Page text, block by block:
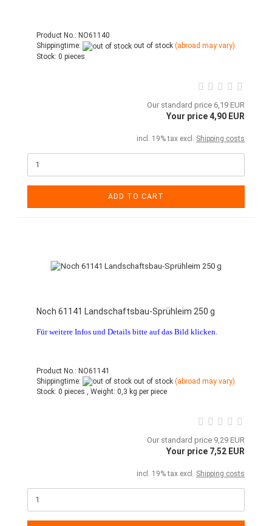
Product No.: NO61140
Shippingtime:
out of stock (abroad may vary)
Stock: 0 pieces
Our standard price 6,19 EUR
Your price 4,90 EUR
incl. 19% tax excl. Shipping costs
ADD TO CART
Noch 61141 Landschaftsbau-Sprühleim 250 g
Für weitere Infos und Details bitte auf das Bild klicken.
Product No.: NO61141
Shippingtime:
out of stock (abroad may vary)
Stock: 0 pieces , Weight: 0,3 kg per piece
Our standard price 9,29 EUR
Your price 7,52 EUR
incl. 19% tax excl. Shipping costs